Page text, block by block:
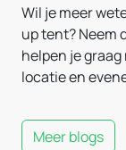
Wil je meer
up tent? Neem
helpen je
locatie en
Meer blogs